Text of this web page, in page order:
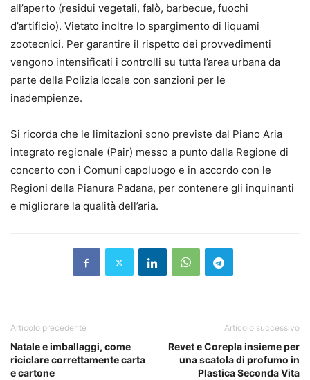
all’aperto (residui vegetali, falò, barbecue, fuochi
d’artificio). Vietato inoltre lo spargimento di liquami
zootecnici. Per garantire il rispetto dei provvedimenti
vengono intensificati i controlli su tutta l’area urbana da
parte della Polizia locale con sanzioni per le
inadempienze.
Si ricorda che le limitazioni sono previste dal Piano Aria
integrato regionale (Pair) messo a punto dalla Regione di
concerto con i Comuni capoluogo e in accordo con le
Regioni della Pianura Padana, per contenere gli inquinanti
e migliorare la qualità dell’aria.
Articolo precedente
Natale e imballaggi, come
riciclare correttamente carta
e cartone
Articolo successivo
Revet e Corepla insieme per
una scatola di profumo in
Plastica Seconda Vita